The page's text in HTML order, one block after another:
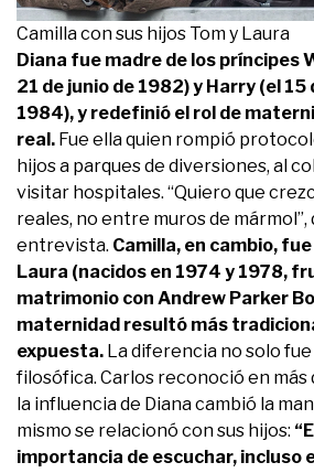
Camilla con sus hijos Tom y Laura
Diana fue madre de los príncipes
21 de junio de 1982) y Harry (el
1984), y redefinió el rol de
real. Fue ella quien rompió
hijos a parques de diversiones, al
visitar hospitales. “Quiero que
reales, no entre muros de mármol”,
entrevista. Camilla, en cambio,
Laura (nacidos en 1974 y 1978,
matrimonio con Andrew Parker
maternidad resultó más
expuesta. La diferencia no solo
filosófica. Carlos reconoció en más
la influencia de Diana cambió la
mismo se relacionó con sus hijos:
importancia de escuchar, incluso